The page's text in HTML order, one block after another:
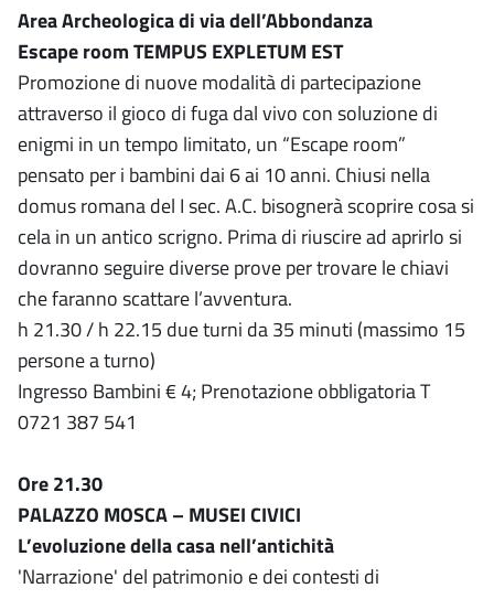
Area Archeologica di via dell’Abbondanza
Escape room TEMPUS EXPLETUM EST
Promozione di nuove modalità di partecipazione
attraverso il gioco di fuga dal vivo con soluzione di
enigmi in un tempo limitato, un “Escape room”
pensato per i bambini dai 6 ai 10 anni. Chiusi nella
domus romana del I sec. A.C. bisognerà scoprire cosa si
cela in un antico scrigno. Prima di riuscire ad aprirlo si
dovranno seguire diverse prove per trovare le chiavi
che faranno scattare l’avventura.
h 21.30 / h 22.15 due turni da 35 minuti (massimo 15
persone a turno)
Ingresso Bambini € 4; Prenotazione obbligatoria T
0721 387 541
Ore 21.30
PALAZZO MOSCA – MUSEI CIVICI
L’evoluzione della casa nell’antichità
'Narrazione' del patrimonio e dei contesti di